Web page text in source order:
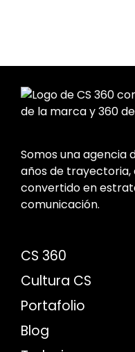
Somos una agencia
años de trayectoria,
convertido en
comunicación.
CS 360
Cultura CS
Portafolio
Blog